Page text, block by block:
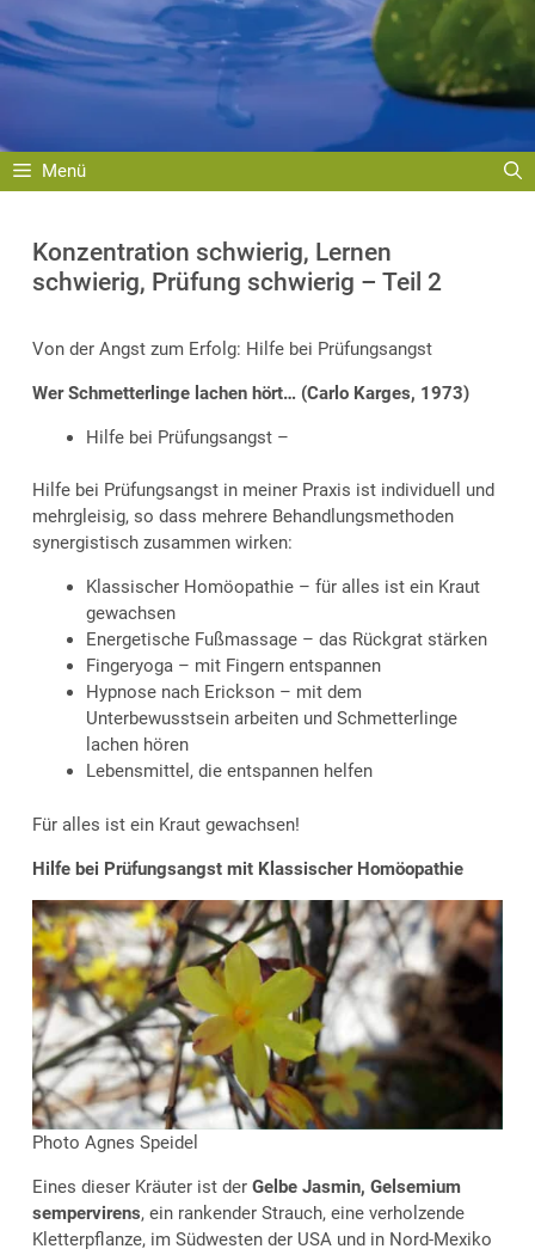
Menü
Konzentration schwierig, Lernen
schwierig, Prüfung schwierig – Teil 2
Von der Angst zum Erfolg: Hilfe bei Prüfungsangst
Wer Schmetterlinge lachen hört… (Carlo Karges, 1973)
Hilfe bei Prüfungsangst –
Hilfe bei Prüfungsangst in meiner Praxis ist individuell und
mehrgleisig, so dass mehrere Behandlungsmethoden
synergistisch zusammen wirken:
Klassischer Homöopathie – für alles ist ein Kraut
gewachsen
Energetische Fußmassage – das Rückgrat stärken
Fingeryoga – mit Fingern entspannen
Hypnose nach Erickson – mit dem
Unterbewusstsein arbeiten und Schmetterlinge
lachen hören
Lebensmittel, die entspannen helfen
Für alles ist ein Kraut gewachsen!
Hilfe bei Prüfungsangst mit Klassischer Homöopathie
Photo Agnes Speidel
Eines dieser Kräuter ist der Gelbe Jasmin, Gelsemium
sempervirens, ein rankender Strauch, eine verholzende
Kletterpflanze, im Südwesten der USA und in Nord-Mexiko